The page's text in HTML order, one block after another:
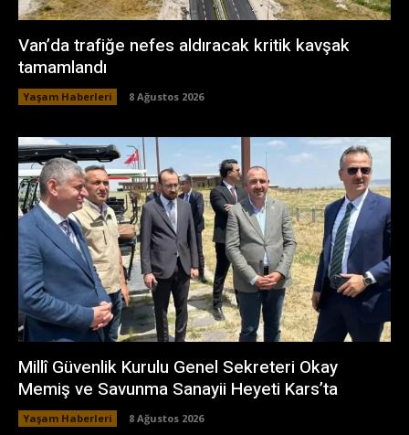
Van’da trafiğe nefes aldıracak kritik kavşak
tamamlandı
Yaşam Haberleri 8 Ağustos 2026
Millî Güvenlik Kurulu Genel Sekreteri Okay
Memiş ve Savunma Sanayii Heyeti Kars’ta
Yaşam Haberleri 8 Ağustos 2026